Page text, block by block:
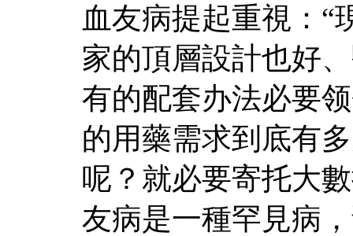
血友病提起重視：“
家的頂層設計也好
有的配套办法必要
的用藥需求到底有
呢？就必要寄托大
友病是一種罕見病